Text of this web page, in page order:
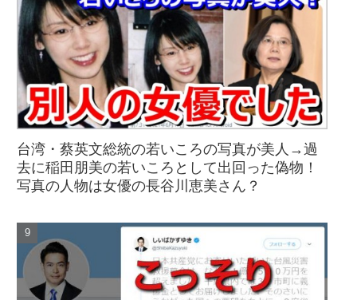
台湾・蔡英文総統の若いころの写真が美人→過
去に稲田朋美の若いころとして出回った偽物！
写真の人物は女優の長谷川恵美さん？